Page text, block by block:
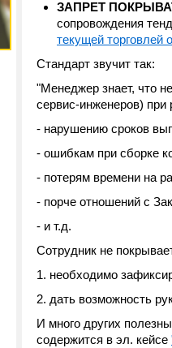
ЗАПРЕТ
сопровождения
текущей торговлей
Стандарт звучит так:
"Менеджер знает, что
сервис-инженеров) при
- нарушению сроков
- ошибкам при сборке
- потерям времени на
- порче отношений с
- и т.д.
Сотрудник не
1. необходимо
2. дать возможность
И много других
содержится в эл. кейсе